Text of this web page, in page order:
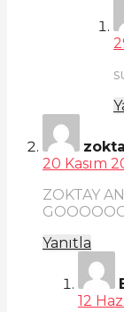
20 Kasım
ZOKTAY
Yanıtla
12